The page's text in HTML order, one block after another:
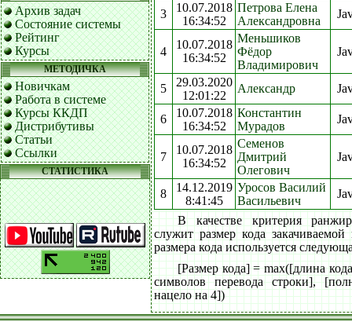
Архив задач
Состояние системы
Рейтинг
Курсы
МЕТОДИЧКА
Новичкам
Работа в системе
Курсы ККДП
Дистрибутивы
Статьи
Ссылки
СТАТИСТИКА
3
10.07.2018
16:34:52
Петрова Елена
Александровна
4
10.07.2018
16:34:52
Меньшиков
Фёдор
Владимирович
5
29.03.2020
12:01:22
Александр
6
10.07.2018
16:34:52
Константин
Мурадов
7
10.07.2018
16:34:52
Семенов
Дмитрий
Олегович
8
14.12.2019
8:41:45
Уросов Василий
Васильевич
В качестве критерия
служит размер кода
размера кода используется
[Размер кода] = max([длина
символов перевода строки],
нацело на 4])